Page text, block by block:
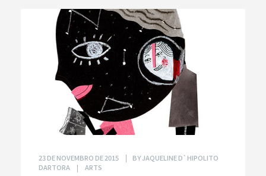
23 DE NOVEMBRO DE 2015 BYJAQUELINE D`HIPOLITO
DARTORA
ARTS